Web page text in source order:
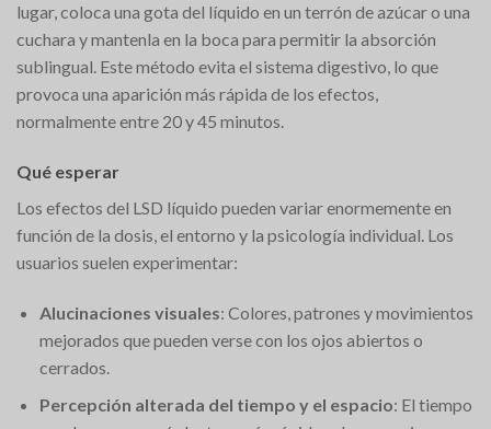
lugar, coloca una gota del líquido en un terrón de azúcar o una
cuchara y mantenla en la boca para permitir la absorción
sublingual. Este método evita el sistema digestivo, lo que
provoca una aparición más rápida de los efectos,
normalmente entre 20 y 45 minutos.
Qué esperar
Los efectos del LSD líquido pueden variar enormemente en
función de la dosis, el entorno y la psicología individual. Los
usuarios suelen experimentar:
Alucinaciones visuales: Colores, patrones y movimientos
mejorados que pueden verse con los ojos abiertos o
cerrados.
Percepción alterada del tiempo y el espacio: El tiempo